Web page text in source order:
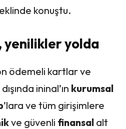
konuştu.
yenilikler yolda
ödemeli kartlar ve
ininal’ın kurumsal
’lara ve tüm girişimlere
ve güvenli finansal alt